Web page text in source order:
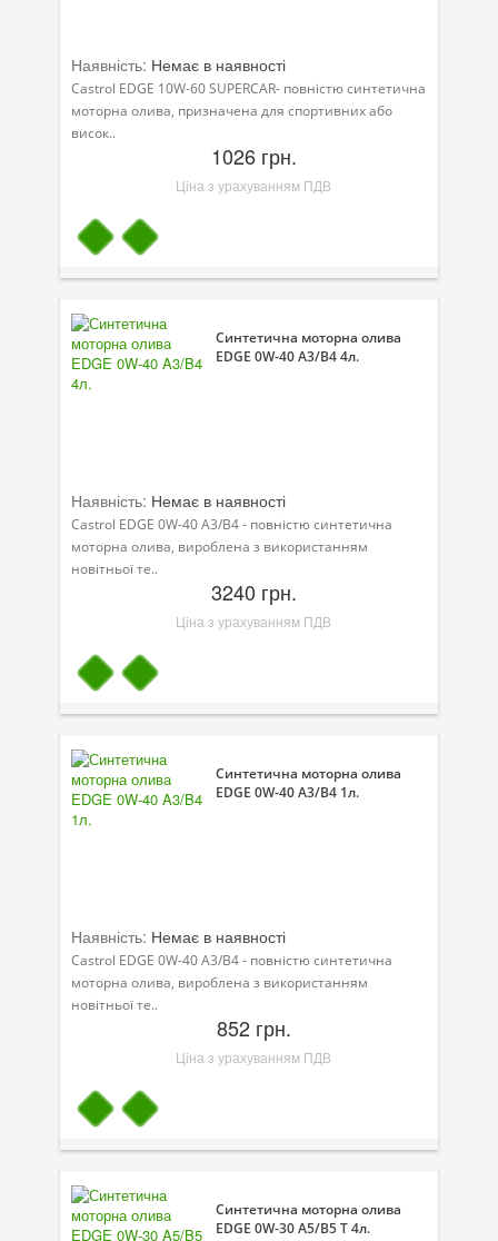
Догляд за кондиціонером
Клеї і герметики
Спеціальні програми
Велосипедна програма
Моторна олива для мотоцикла
Оливи для зброї
Промислова програма
Технологічні рідини
Зимова програма
Наявність: Немає в наявності
Castrol EDGE 10W-60 SUPERCAR- повністю синтетична
моторна олива, призначена для спортивних або
висок..
1026 грн.
Ціна з урахуванням ПДВ
Синтетична моторна олива
EDGE 0W-40 A3/B4 4л.
Наявність: Немає в наявності
Castrol EDGE 0W-40 A3/B4 - повністю синтетична
моторна олива, вироблена з використанням
новітньої те..
3240 грн.
Ціна з урахуванням ПДВ
Синтетична моторна олива
EDGE 0W-40 A3/B4 1л.
Наявність: Немає в наявності
Castrol EDGE 0W-40 A3/B4 - повністю синтетична
моторна олива, вироблена з використанням
новітньої те..
852 грн.
Ціна з урахуванням ПДВ
Синтетична моторна олива
EDGE 0W-30 A5/B5 T 4л.